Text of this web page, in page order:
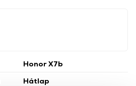
Honor X7b
Hátlap